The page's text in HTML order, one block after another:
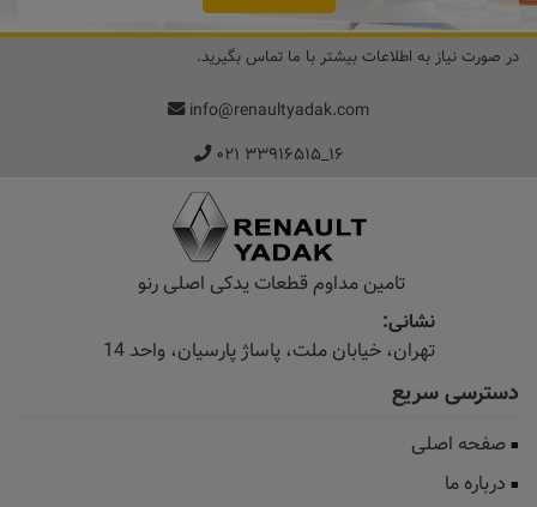
در صورت نیاز به اطلاعات بیشتر با ما تماس بگیرید.
info@renaultyadak.com
۰۲۱ ۳۳۹۱۶۵۱۵_۱۶
تامین مداوم قطعات یدکی اصلی رنو
نشانی:
تهران، خیابان‌ ملت، پاساژ‌ پارسیان، واحد 14
دسترسی سریع
صفحه اصلی
درباره ما